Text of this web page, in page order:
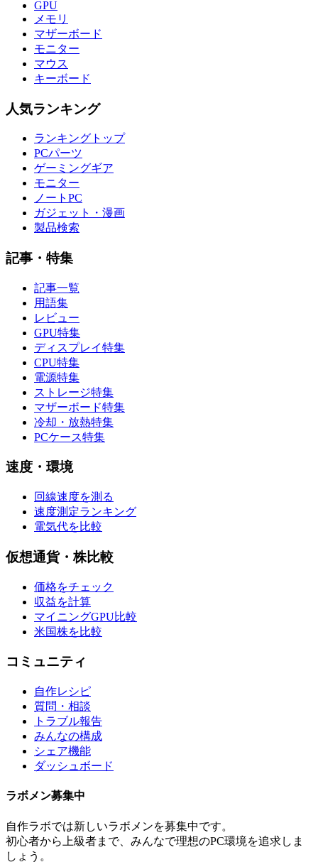
GPU
メモリ
マザーボード
モニター
マウス
キーボード
人気ランキング
ランキングトップ
PCパーツ
ゲーミングギア
モニター
ノートPC
ガジェット・漫画
製品検索
記事・特集
記事一覧
用語集
レビュー
GPU特集
ディスプレイ特集
CPU特集
電源特集
ストレージ特集
マザーボード特集
冷却・放熱特集
PCケース特集
速度・環境
回線速度を測る
速度測定ランキング
電気代を比較
仮想通貨・株比較
価格をチェック
収益を計算
マイニングGPU比較
米国株を比較
コミュニティ
自作レシピ
質問・相談
トラブル報告
みんなの構成
シェア機能
ダッシュボード
ラボメン募集中
自作ラボでは新しいラボメンを募集中です。
初心者から上級者まで、みんなで理想のPC環境を追求しま
しょう。